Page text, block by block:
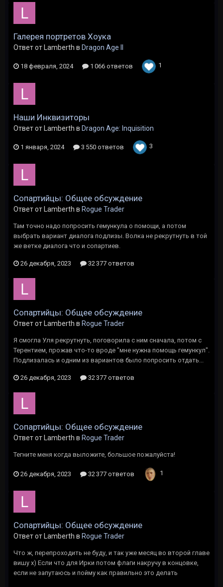
Галерея портретов Хоука
Ответ от Lamberth в Dragon Age II
18 февраля, 2024 1 066 ответов 1
Наши Инквизиторы
Ответ от Lamberth в Dragon Age: Inquisition
1 января, 2024 3 550 ответов 3
Сопартийцы: Общее обсуждение
Ответ от Lamberth в Rogue Trader
Там точно надо попросить гемункула о помощи, а потом
выбрать вариант диалога подлизы. Волка не рекрутнуть в той
же ветке диалога что и сопартиев.
26 декабря, 2023 32 377 ответов
Сопартийцы: Общее обсуждение
Ответ от Lamberth в Rogue Trader
Я смогла Уля рекрутнуть, поговорила с ним сначала, потом с
Терентием, прожав что-то вроде "мне нужна помощь гемункул".
Подлизалась и одним из вариантов было попросить отдать...
26 декабря, 2023 32 377 ответов
Сопартийцы: Общее обсуждение
Ответ от Lamberth в Rogue Trader
Тегните меня когда выложите, большое пожалуйста!
26 декабря, 2023 32 377 ответов 1
Сопартийцы: Общее обсуждение
Ответ от Lamberth в Rogue Trader
Что ж, перепроходить не буду, и так уже месяц во второй главе
вишу х) Если что для Ирки потом флаги накручу в концовке,
если не запутаюсь и пойму как правильно это делать